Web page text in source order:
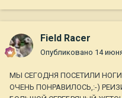
Field Racer
Опубликовано 14
МЫ СЕГОДНЯ ПОСЕТИЛИ
ОЧЕНЬ ПОНРАВИЛОСЬ,:-)